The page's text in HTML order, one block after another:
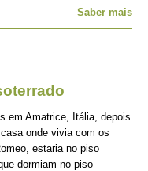
Saber mais
em Amatrice, Itália, depois
onde vivia com os
estaria no piso
dormiam no piso